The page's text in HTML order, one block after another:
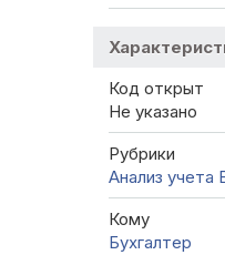
Код открыт
Не указано
Рубрики
Анализ учета
Кому
Бухгалтер